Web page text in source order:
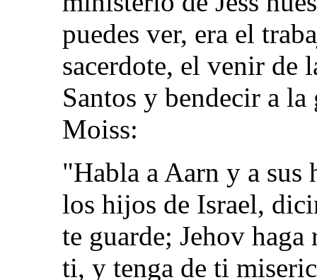
puedes ver, era el
sacerdote, el venir de
Santos y bendecir a
Moiss:
"Habla a Aarn y a
los hijos de Israel,
te guarde; Jehov haga
ti, y tenga de ti